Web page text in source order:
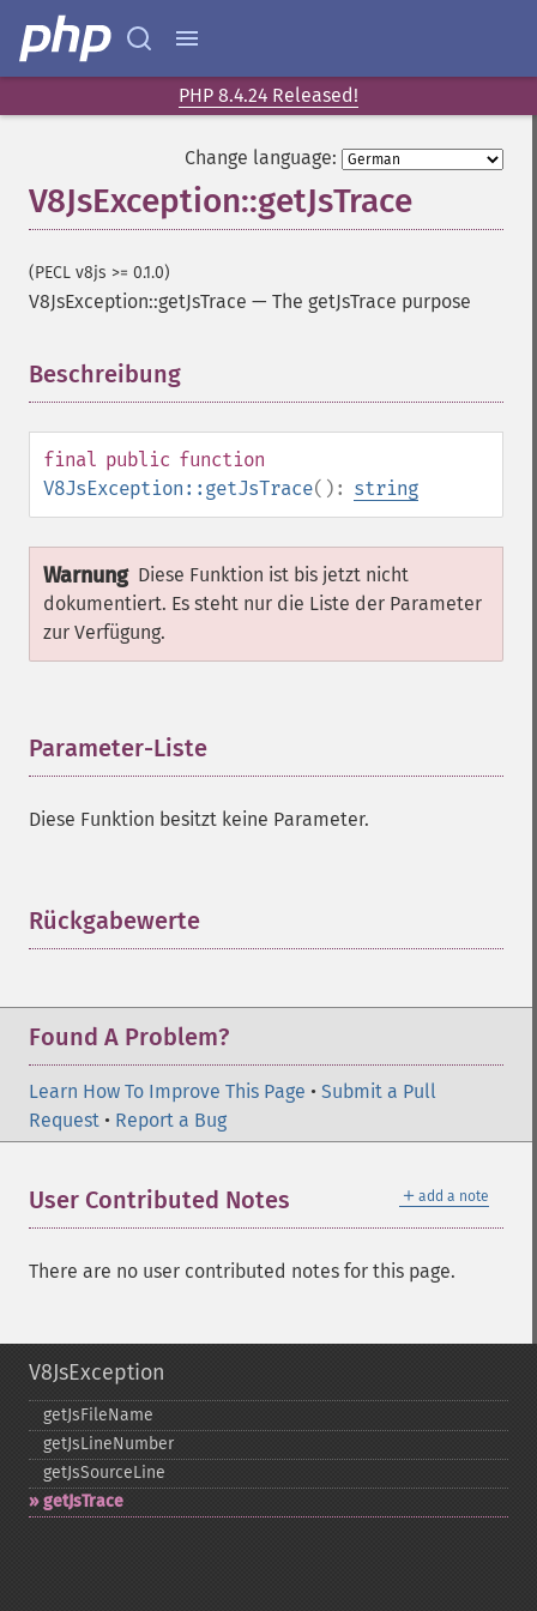
PHP 8.4.24 Released!
Change language:
V8JsException::getJsTrace
(PECL v8js >= 0.1.0)
V8JsException::getJsTrace — The getJsTrace purpose
Beschreibung
final public function
V8JsException::getJsTrace(): string
Warnung Diese Funktion ist bis jetzt nicht
dokumentiert. Es steht nur die Liste der Parameter
zur Verfügung.
Parameter-Liste
Diese Funktion besitzt keine Parameter.
Rückgabewerte
Found A Problem?
Learn How To Improve This Page • Submit a Pull
Request • Report a Bug
＋ add a note
User Contributed Notes
There are no user contributed notes for this page.
V8JsException
getJsFileName
getJsLineNumber
getJsSourceLine
getJsTrace